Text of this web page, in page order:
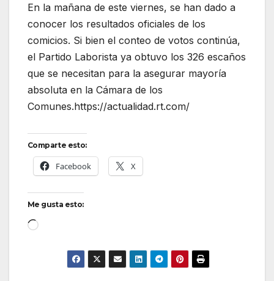
En la mañana de este viernes, se han dado a
conocer los resultados oficiales de los
comicios. Si bien el conteo de votos continúa,
el Partido Laborista ya obtuvo los 326 escaños
que se necesitan para la asegurar mayoría
absoluta en la Cámara de los
Comunes.https://actualidad.rt.com/
Comparte esto:
Facebook X
Me gusta esto:
Cargando...